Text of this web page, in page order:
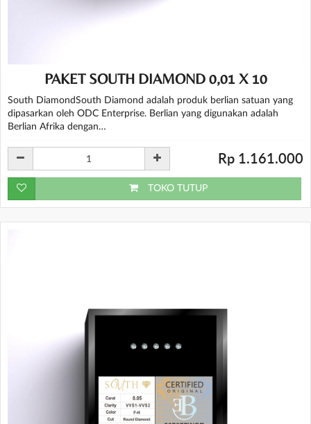
PAKET SOUTH DIAMOND 0,01 X 10
South DiamondSouth Diamond adalah produk berlian satuan yang
dipasarkan oleh ODC Enterprise. Berlian yang digunakan adalah
Berlian Afrika dengan…
Rp 1.161.000
TOKO TUTUP